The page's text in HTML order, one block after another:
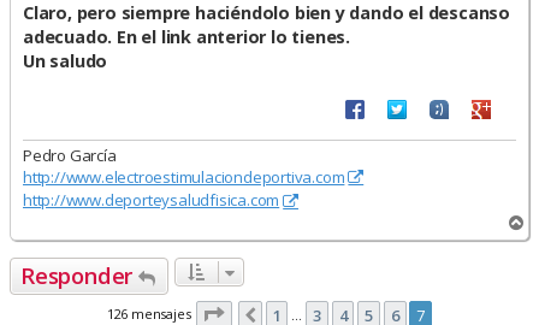
Claro, pero siempre haciéndolo bien y dando el descanso
adecuado. En el link anterior lo tienes.
Un saludo
Pedro García
http://www.electroestimulaciondeportiva.com
http://www.deporteysaludfisica.com
r
Responder
126 mensajes Página de7
Anterior
1 … 3 4 5 6 7